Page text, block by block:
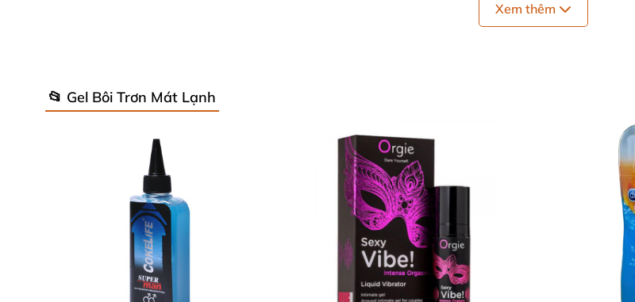
đạo cả môi trong lẫn môi ngoài, đồng thời thoa một chút lên thân dương vật. Sau đó,
Vì sao nên chọn gel bôi trơn mát lạnh Duai Cool Feeling? 🌸
Giúp hạn chế tối đa tổn thương và đau rát vùng da nhạy cảm
Cảm giác mát lạnh giúp kích thích tự nhiên, nâng cao khoái cảm
Dạng gel dễ dàng lau rửa, không để lại vết nhờn khó chịu
Sử dụng tiện lợi và an toàn cho cả hai
Xem thêm
📂 Gel Bôi Trơn Mát Lạnh